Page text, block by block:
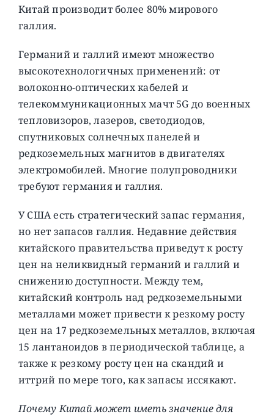
Китай производит более 80% мирового
галлия.
Германий и галлий имеют множество
высокотехнологичных применений: от
волоконно-оптических кабелей и
телекоммуникационных мачт 5G до военных
тепловизоров, лазеров, светодиодов,
спутниковых солнечных панелей и
редкоземельных магнитов в двигателях
электромобилей. Многие полупроводники
требуют германия и галлия.
У США есть стратегический запас германия,
но нет запасов галлия. Недавние действия
китайского правительства приведут к росту
цен на неликвидный германий и галлий и
снижению доступности. Между тем,
китайский контроль над редкоземельными
металлами может привести к резкому росту
цен на 17 редкоземельных металлов, включая
15 лантаноидов в периодической таблице, а
также к резкому росту цен на скандий и
иттрий по мере того, как запасы иссякают.
Почему Китай может иметь значение для